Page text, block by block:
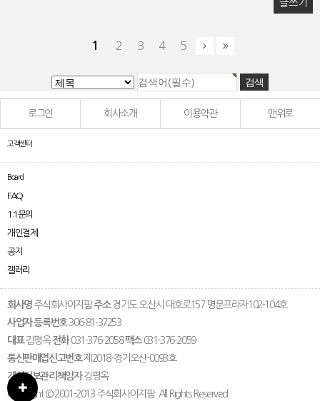
글쓰기
1 2 3 4 5
로그인 회사소개 이용약관 맨위로
고객센터
Board
FAQ
1:1문의
개인결제
공지
갤러리
회사명주식회사이지팜주소경기도 오산시 대호로157 명문프라자102-104호
사업자 등록번호306-81-37253
대표김평옥 전화031-376-2058팩스031-376-2059
통신판매업신고번호제2018-경기오산-0093호
개인정보관리책임자김평옥
Copyright © 2001-2013 주식회사이지팜. All Rights Reserved.